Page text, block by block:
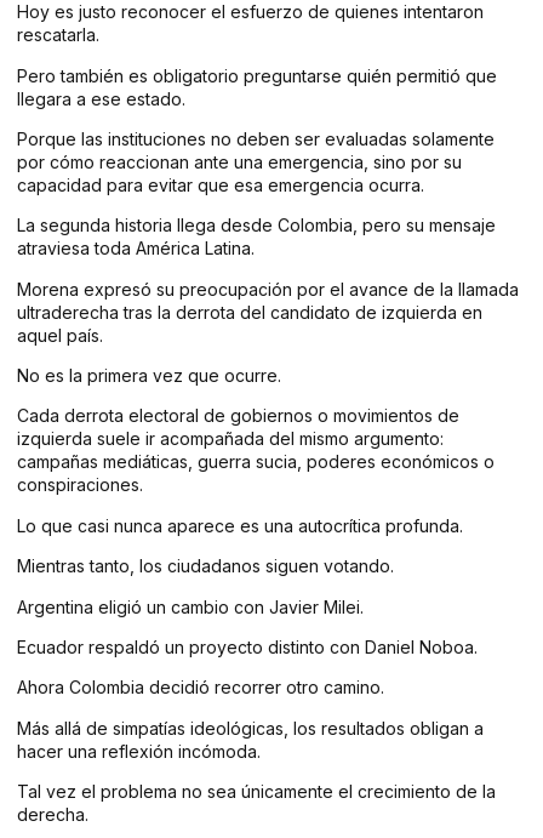
Hoy es justo reconocer el esfuerzo de quienes intentaron
rescatarla.
Pero también es obligatorio preguntarse quién permitió que
llegara a ese estado.
Porque las instituciones no deben ser evaluadas solamente
por cómo reaccionan ante una emergencia, sino por su
capacidad para evitar que esa emergencia ocurra.
La segunda historia llega desde Colombia, pero su mensaje
atraviesa toda América Latina.
Morena expresó su preocupación por el avance de la llamada
ultraderecha tras la derrota del candidato de izquierda en
aquel país.
No es la primera vez que ocurre.
Cada derrota electoral de gobiernos o movimientos de
izquierda suele ir acompañada del mismo argumento:
campañas mediáticas, guerra sucia, poderes económicos o
conspiraciones.
Lo que casi nunca aparece es una autocrítica profunda.
Mientras tanto, los ciudadanos siguen votando.
Argentina eligió un cambio con Javier Milei.
Ecuador respaldó un proyecto distinto con Daniel Noboa.
Ahora Colombia decidió recorrer otro camino.
Más allá de simpatías ideológicas, los resultados obligan a
hacer una reflexión incómoda.
Tal vez el problema no sea únicamente el crecimiento de la
derecha.